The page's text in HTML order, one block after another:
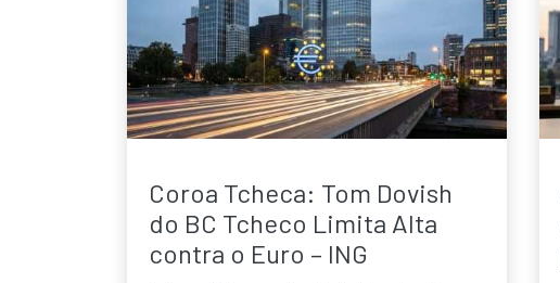
Coroa Tcheca: Tom Dovish
do BC Tcheco Limita Alta
contra o Euro – ING